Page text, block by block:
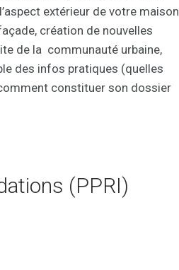
extérieur de votre maison
création de nouvelles
de la communauté urbaine,
des infos pratiques (quelles
constituer son dossier
(PPRI)